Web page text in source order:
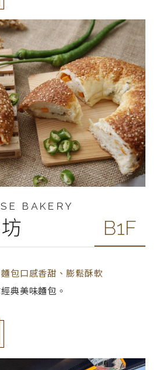
BAKERY
B1F
包口感香甜、膨鬆酥軟
典美味麵包。